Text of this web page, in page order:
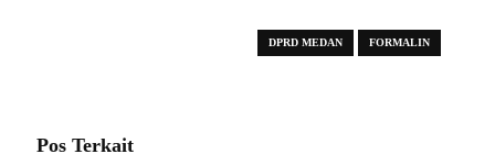
DPRD MEDAN FORMALIN
Pos Terkait